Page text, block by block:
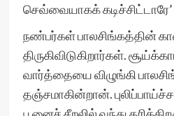
செவ்வையாகக் கடிச்சிட்டாரே’
நண்பர்கள் பாலசிங்கத்தின்
திருகிவிடுகிறார்கள்.
வார்த்தையை விழுங்கி
தஞ்சமாகின்றான்.